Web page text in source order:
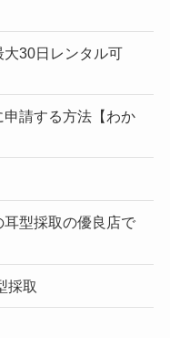
30日レンタル可
請する方法【わか
耳型採取の優良店で
採取